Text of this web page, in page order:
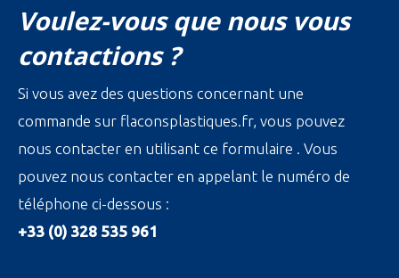
Voulez-vous que nous vous
contactions ?
Si vous avez des questions concernant une
commande sur flaconsplastiques.fr, vous pouvez
nous contacter en utilisant ce formulaire . Vous
pouvez nous contacter en appelant le numéro de
téléphone ci-dessous :
+33 (0) 328 535 961